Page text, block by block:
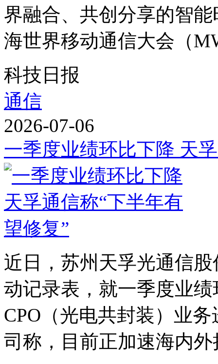
界融合、共创分享的智
海世界移动通信大会（
科技日报
通信
2026-07-06
一季度业绩环比下降 天
近日，苏州天孚光通信
动记录表，就一季度业
CPO（光电共封装）业
司称，目前正加速海内